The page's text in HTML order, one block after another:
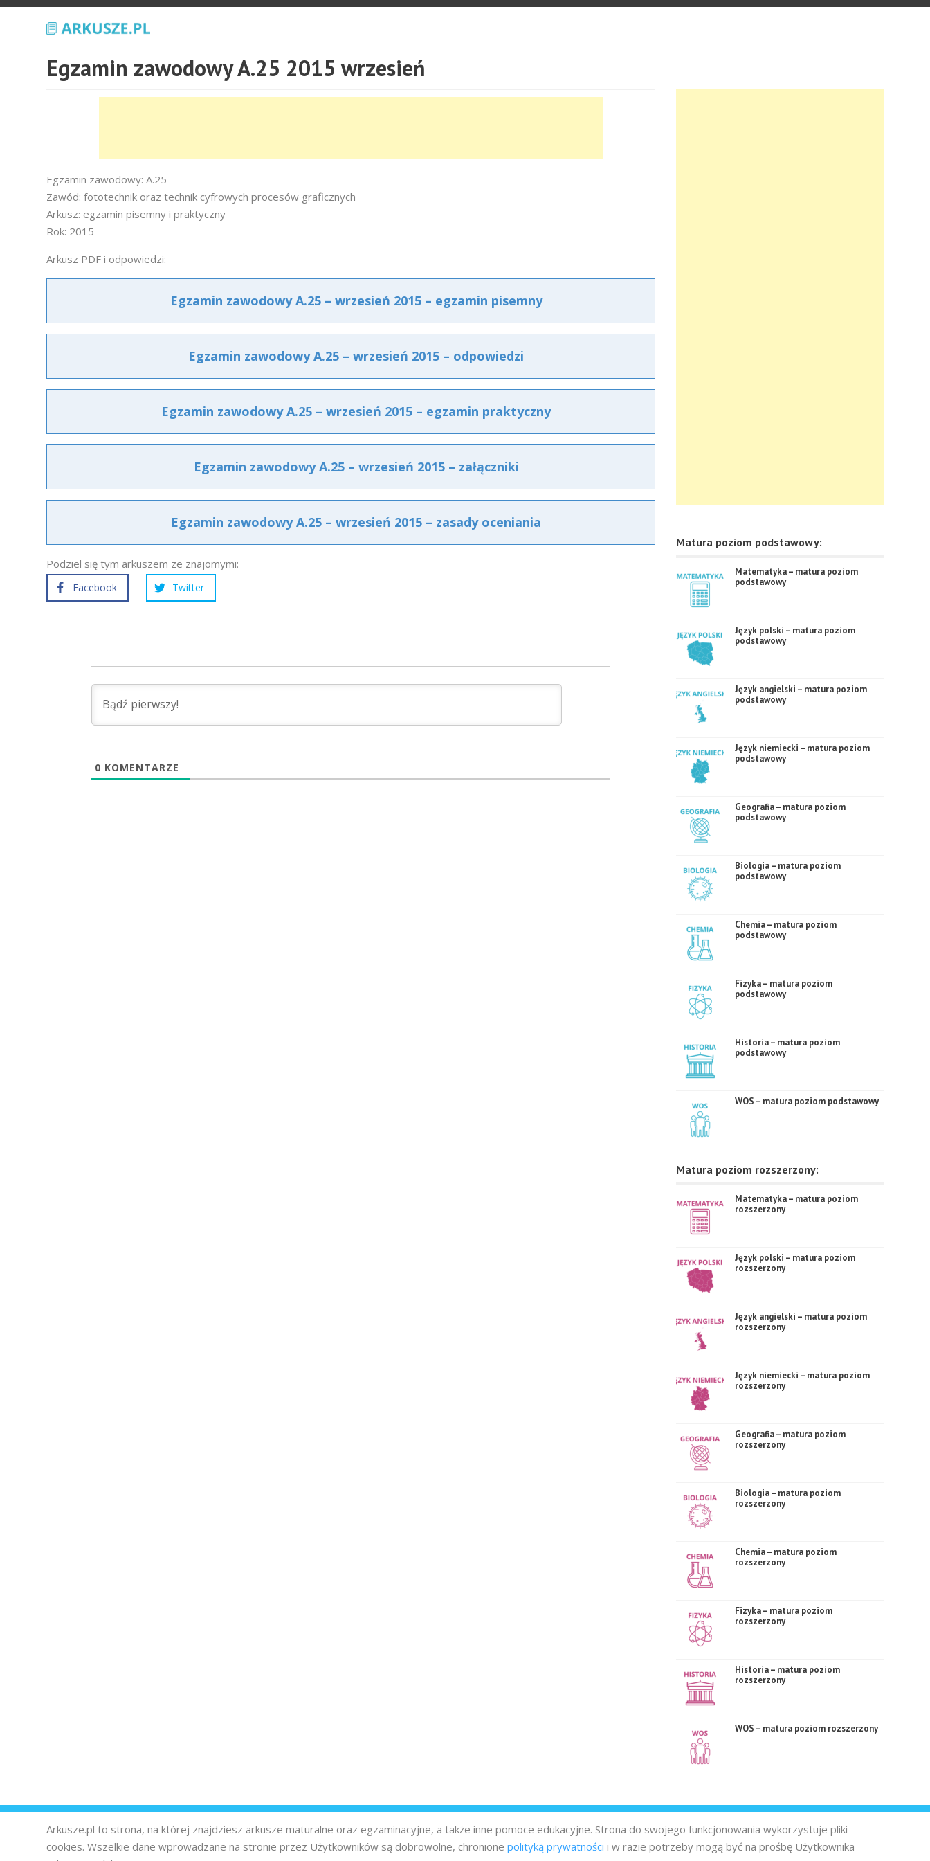
Egzamin zawodowy A.25 2015 wrzesień
Egzamin zawodowy: A.25
Zawód: fototechnik oraz technik cyfrowych procesów graficznych
Arkusz: egzamin pisemny i praktyczny
Rok: 2015
Arkusz PDF i odpowiedzi:
Egzamin zawodowy A.25 – wrzesień 2015 – egzamin pisemny
Egzamin zawodowy A.25 – wrzesień 2015 – odpowiedzi
Egzamin zawodowy A.25 – wrzesień 2015 – egzamin praktyczny
Egzamin zawodowy A.25 – wrzesień 2015 – załączniki
Egzamin zawodowy A.25 – wrzesień 2015 – zasady oceniania
Podziel się tym arkuszem ze znajomymi:
Facebook Twitter
0 KOMENTARZE
Matura poziom podstawowy:
Matematyka – matura poziom
podstawowy
Język polski – matura poziom
podstawowy
Język angielski – matura poziom
podstawowy
Język niemiecki – matura poziom
podstawowy
Geografia – matura poziom
podstawowy
Biologia – matura poziom
podstawowy
Chemia – matura poziom
podstawowy
Fizyka – matura poziom
podstawowy
Historia – matura poziom
podstawowy
WOS – matura poziom podstawowy
Matura poziom rozszerzony:
Matematyka – matura poziom
rozszerzony
Język polski – matura poziom
rozszerzony
Język angielski – matura poziom
rozszerzony
Język niemiecki – matura poziom
rozszerzony
Geografia – matura poziom
rozszerzony
Biologia – matura poziom
rozszerzony
Chemia – matura poziom
rozszerzony
Fizyka – matura poziom
rozszerzony
Historia – matura poziom
rozszerzony
WOS – matura poziom rozszerzony
Arkusze.pl to strona, na której znajdziesz arkusze maturalne oraz egzaminacyjne, a także inne pomoce edukacyjne. Strona do swojego funkcjonowania wykorzystuje pliki
cookies. Wszelkie dane wprowadzane na stronie przez Użytkowników są dobrowolne, chronione polityką prywatności i w razie potrzeby mogą być na prośbę Użytkownika